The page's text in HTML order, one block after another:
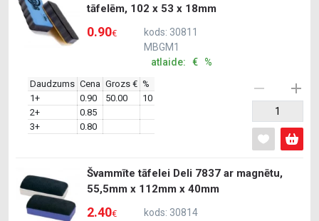
tāfelēm, 102 x 53 x 18mm
0.90€
kods: 30811
MBGM1
atlaide: € %
Daudzums Cena Grozs € %
1+
0.90 50.00
10
2+
0.85
3+
0.80
Švammīte tāfelei Deli 7837 ar magnētu,
55,5mm x 112mm x 40mm
2.40€
kods: 30814